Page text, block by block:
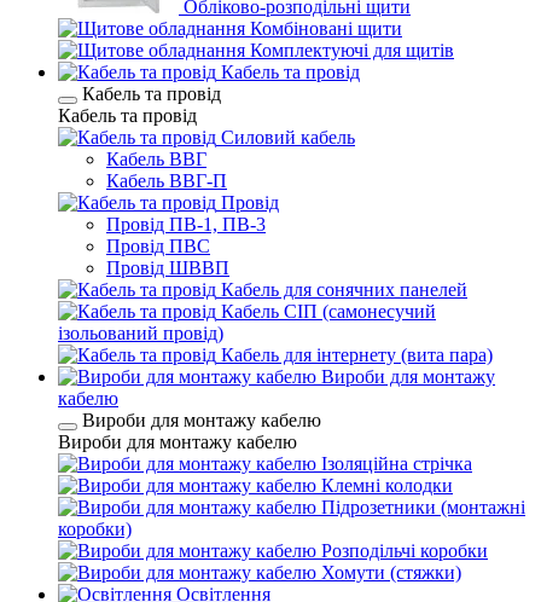
Обліково-розподільні щити
Комбіновані щити
Комплектуючі для щитів
Кабель та провід
Кабель та провід
Кабель та провід
Силовий кабель
Кабель ВВГ
Кабель ВВГ-П
Провід
Провід ПВ-1, ПВ-3
Провід ПВС
Провід ШВВП
Кабель для сонячних панелей
Кабель СІП (самонесучий
ізольований провід)
Кабель для інтернету (вита пара)
Вироби для монтажу
кабелю
Вироби для монтажу кабелю
Вироби для монтажу кабелю
Ізоляційна стрічка
Клемні колодки
Підрозетники (монтажні
коробки)
Розподільчі коробки
Хомути (стяжки)
Освітлення